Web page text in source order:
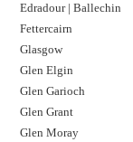
Edradour | Ballechin
Fettercairn
Glasgow
Glen Elgin
Glen Garioch
Glen Grant
Glen Moray